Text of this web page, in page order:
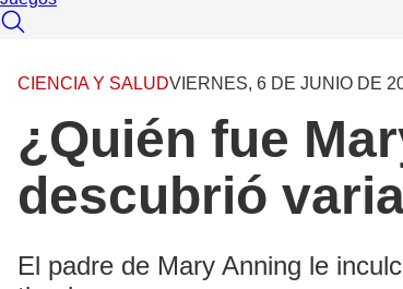
CIENCIA Y SALUDVIERNES, 6 DE JUNIO DE
¿Quién fue
descubrió
El padre de Mary Anning le